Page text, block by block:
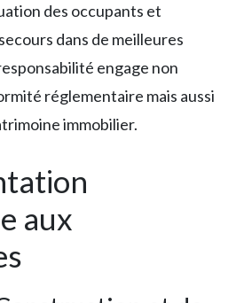
des occupants et
dans de meilleures
engage non
réglementaire mais aussi
immobilier.
aux